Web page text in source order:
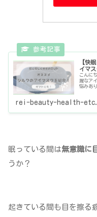
【快
イマス
こんに
躍なア
悩みあ
rei-beauty-health-
眠っている間は無意識に
うか？
起きている間も目を擦る